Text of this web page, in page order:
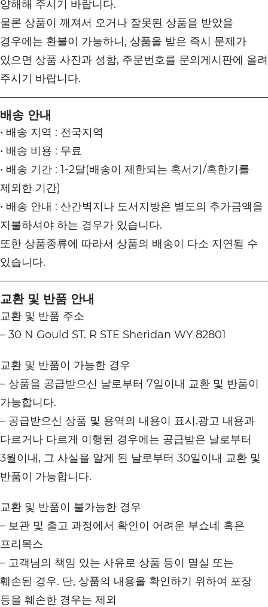
양해해 주시기 바랍니다.
물론 상품이 깨져서 오거나 잘못된 상품을 받았을
경우에는 환불이 가능하니, 상품을 받은 즉시 문제가
있으면 상품 사진과 성함, 주문번호를 문의게시판에 올려
주시기 바랍니다.
배송 안내
• 배송 지역 : 전국지역
• 배송 비용 : 무료
• 배송 기간 : 1-2달(배송이 제한되는 혹서기/혹한기를
제외한 기간)
• 배송 안내 : 산간벽지나 도서지방은 별도의 추가금액을
지불하셔야 하는 경우가 있습니다.
또한 상품종류에 따라서 상품의 배송이 다소 지연될 수
있습니다.
교환 및 반품 안내
교환 및 반품 주소
– 30 N Gould ST. R STE Sheridan WY 82801
교환 및 반품이 가능한 경우
– 상품을 공급받으신 날로부터 7일이내 교환 및 반품이
가능합니다.
– 공급받으신 상품 및 용역의 내용이 표시.광고 내용과
다르거나 다르게 이행된 경우에는 공급받은 날로부터
3월이내, 그 사실을 알게 된 날로부터 30일이내 교환 및
반품이 가능합니다.
교환 및 반품이 불가능한 경우
– 보관 및 출고 과정에서 확인이 어려운 부쇼네 혹은
프리목스
– 고객님의 책임 있는 사유로 상품 등이 멸실 또는
훼손된 경우. 단, 상품의 내용을 확인하기 위하여 포장
등을 훼손한 경우는 제외